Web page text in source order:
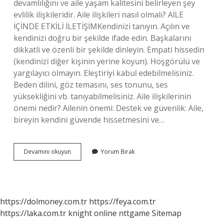
devamlılığını ve aile yaşam kalitesini belirleyen şey
evlilik ilişkileridir. Aile ilişkileri nasıl olmalı? AİLE
İÇİNDE ETKİLİ İLETİŞİMKendinizi tanıyın. Açılın ve
kendinizi doğru bir şekilde ifade edin. Başkalarını
dikkatli ve özenli bir şekilde dinleyin. Empati hissedin
(kendinizi diğer kişinin yerine koyun). Hoşgörülü ve
yargılayıcı olmayın. Eleştiriyi kabul edebilmelisiniz.
Beden dilini, göz temasını, ses tonunu, ses
yüksekliğini vb. tanıyabilmelisiniz. Aile ilişkilerinin
önemi nedir? Ailenin önemi: Destek ve güvenlik: Aile,
bireyin kendini güvende hissetmesini ve…
Devamını okuyun
Ile
Yorum Bırak
https://dolmoney.com.tr https://feya.com.tr
https://laka.com.tr knight online nttgame Sitemap